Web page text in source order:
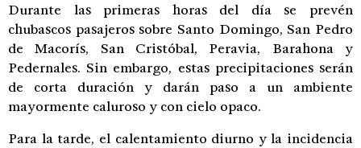
Durante las primeras horas del día se prevén
chubascos pasajeros sobre Santo Domingo, San Pedro
de Macorís, San Cristóbal, Peravia, Barahona y
Pedernales. Sin embargo, estas precipitaciones serán
de corta duración y darán paso a un ambiente
mayormente caluroso y con cielo opaco.
Para la tarde, el calentamiento diurno y la incidencia